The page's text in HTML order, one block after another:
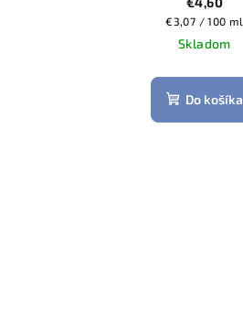
Jednotková
cena:
€3,07 / 100 ml
Skladom
Do košíka